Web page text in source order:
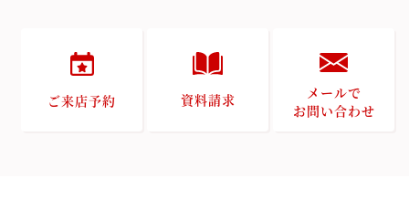
ご来店予約 資料請求
メールで
お問い合わせ